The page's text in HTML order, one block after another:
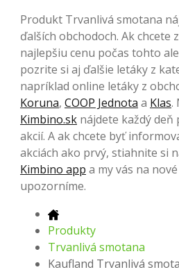
Produkt Trvanlivá smotana
ďalších obchodoch. Ak chcete
najlepšiu cenu počas tohto
pozrite si aj ďalšie letáky z
napríklad online letáky z
Koruna, COOP Jednota a Klas.
Kimbino.sk nájdete každý
akcií. A ak chcete byť
akciách ako prvý, stiahnite si
Kimbino app a my vás na
upozorníme.
Produkty
Trvanlivá smotana
Kaufland Trvanlivá